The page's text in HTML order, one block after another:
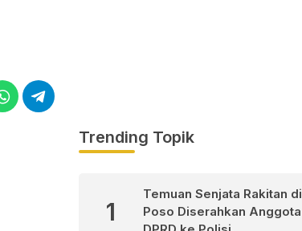
Trending Topik
1
Temuan Senjata Rakitan di
Poso Diserahkan Anggota